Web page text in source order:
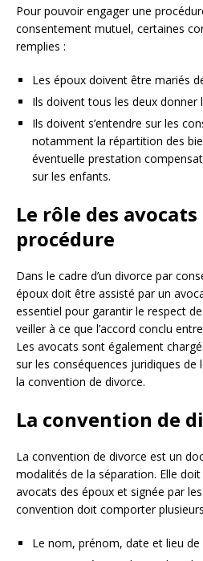
Pour pouvoir engager une
consentement mutuel, certaines
remplies :
Les époux doivent être mariés
Ils doivent tous les deux donner
Ils doivent s’entendre sur les
notamment la répartition des
éventuelle prestation
sur les enfants.
Le rôle des
procédure
Dans le cadre d’un divorce par
époux doit être assisté par un
essentiel pour garantir le respect
veiller à ce que l’accord conclu
Les avocats sont également
sur les conséquences juridiques de
la convention de divorce.
La convention de
La convention de divorce est un
modalités de la séparation. Elle
avocats des époux et signée par
convention doit comporter
Le nom, prénom, date et lieu de